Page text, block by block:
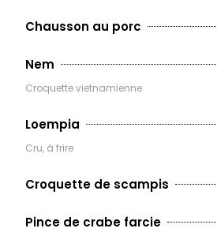
Chausson au porc
Nem
Croquette vietnamienne
Loempia
Cru, à frire
Croquette de scampis
Pince de crabe farcie